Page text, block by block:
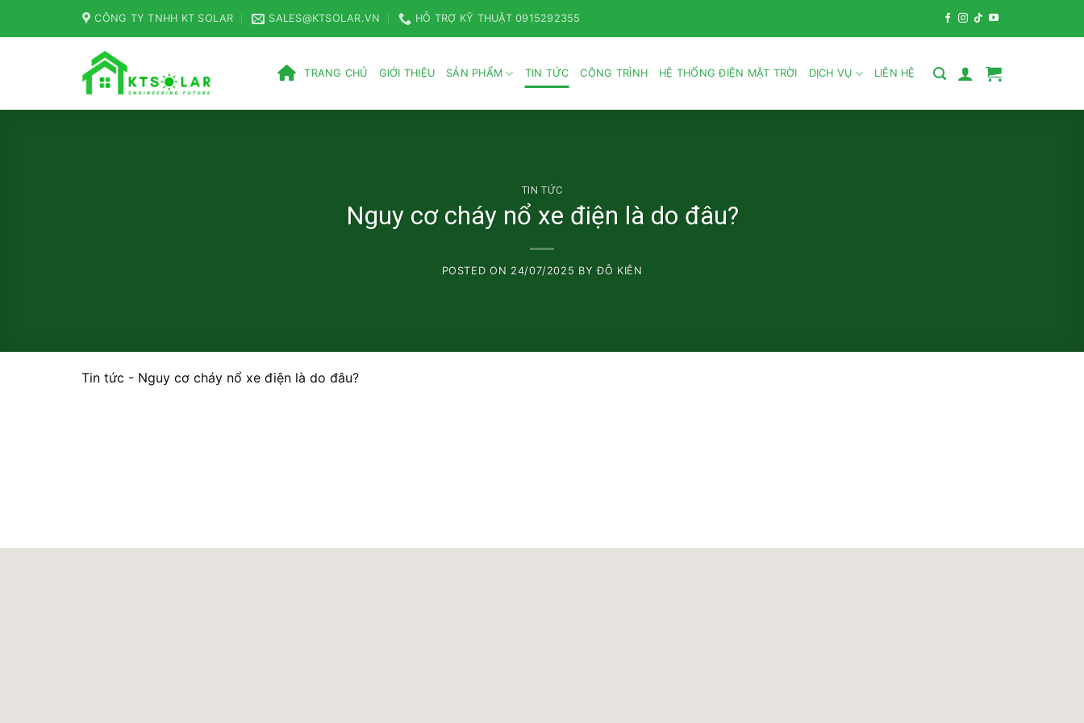
CÔNG TY TNHH KT SOLAR SALES@KTSOLAR.VN HỖ TRỢ KỸ THUẬT 0915292355
TRANG CHỦ GIỚI THIỆU SẢN PHẨM TIN TỨC CÔNG TRÌNH HỆ THỐNG ĐIỆN MẶT TRỜI DỊCH VỤ LIÊN HỆ
TIN TỨC
Nguy cơ cháy nổ xe điện là do đâu?
POSTED ON 24/07/2025 BYĐỖ KIÊN
Tin tức - Nguy cơ cháy nổ xe điện là do đâu?